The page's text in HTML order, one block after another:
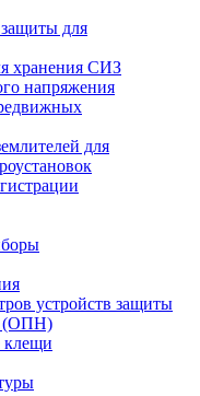
для
хранения СИЗ
напряжения
для
устройств защиты
(ОПН)
клещи